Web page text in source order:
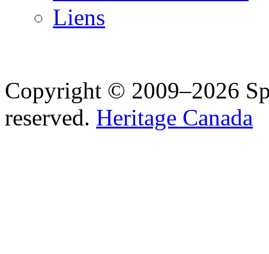
Liens
Copyright © 2009–2026
reserved. Heritage Canada